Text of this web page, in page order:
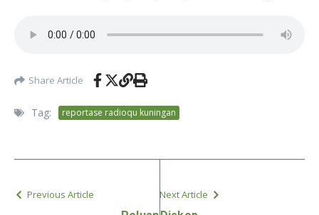
Share Article
Tag: reportase radioqu kuningan
Previous Article Next Article